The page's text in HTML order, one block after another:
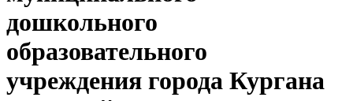
дошкольного
образовательного
учреждения города Кургана